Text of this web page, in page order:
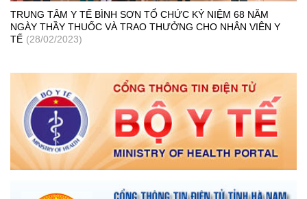
TRUNG TÂM Y TẾ BÌNH SƠN TỔ CHỨC KỶ NIỆM 68 NĂM
NGÀY THẦY THUỐC VÀ TRAO THƯỞNG CHO NHÂN VIÊN Y
TẾ (28/02/2023)